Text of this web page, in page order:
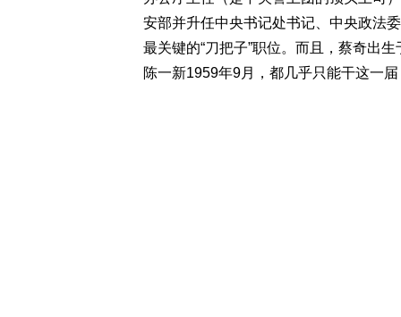
安部并升任中央书记处书记、中央政法
最关键的“刀把子”职位。而且，蔡奇出
陈一新1959年9月，都几乎只能干这一